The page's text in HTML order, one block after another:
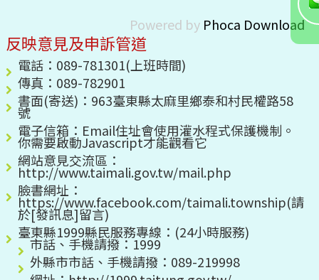
Powered by Phoca Download
反映意見及申訴管道
電話：089-781301(上班時間)
傳真：089-782901
書面(寄送)：963臺東縣太麻里鄉泰和村民權路58
號
電子信箱： Email住址會使用灌水程式保護機制。
你需要啟動Javascript才能觀看它
網站意見交流區：
http://www.taimali.gov.tw/mail.php
臉書網址：
https://www.facebook.com/taimali.township(請
於[發訊息]留言)
臺東縣1999縣民服務專線：(24小時服務)
市話、手機請撥：1999
外縣市市話、手機請撥：089-219998